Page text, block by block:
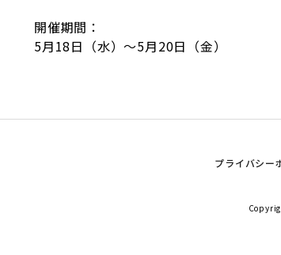
開催期間：
5月18日（水）〜5月20日（金）
プライバシー